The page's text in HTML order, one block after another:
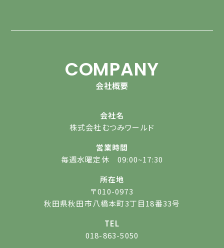
COMPANY
会社概要
会社名
株式会社むつみワールド
営業時間
毎週水曜定休 09:00~17:30
所在地
〒010-0973
秋田県秋田市八橋本町3丁目18番33号
TEL
018-863-5050